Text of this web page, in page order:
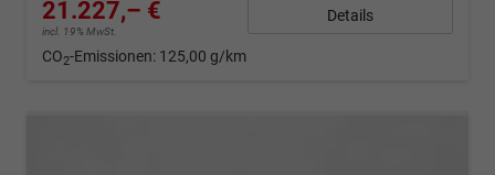
21.227,– €
incl. 19% MwSt.
Details
CO2-Emissionen: 125,00 g/km